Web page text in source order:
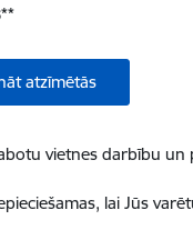
**
atzīmētās
vietnes darbību un
lai Jūs